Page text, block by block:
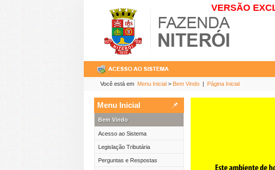
VERSÃO
Você está em Menu Inicial > Bem Vindo | Página Inicial
Menu Inicial
Bem Vindo
Acesso ao Sistema
Legislação Tributária
Perguntas e Respostas